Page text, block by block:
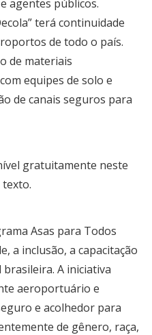
agentes públicos.
terá continuidade
de todo o país.
de materiais
equipes de solo e
de canais seguros para
gratuitamente neste
Asas para Todos
a inclusão, a capacitação
A iniciativa
aeroportuário e
e acolhedor para
de gênero, raça,